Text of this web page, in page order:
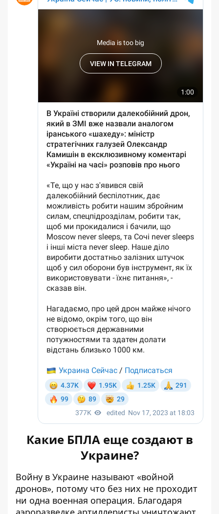
Какие БПЛА еще создают в
Украине?
Войну в Украине называют «войной
дронов», потому что без них не проходит
ни одна военная операция. Благодаря